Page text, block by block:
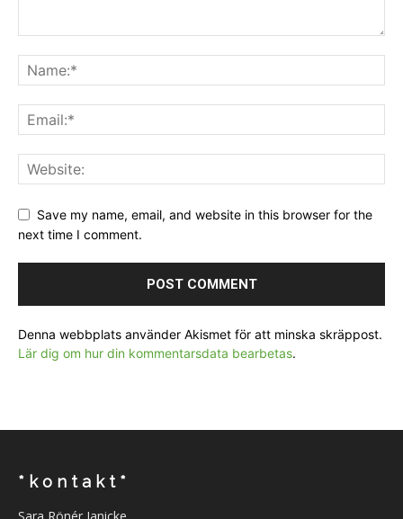
Save my name, email, and website in this browser for the
next time I comment.
Denna webbplats använder Akismet för att minska skräppost.
Lär dig om hur din kommentarsdata bearbetas.
* k o n t a k t *